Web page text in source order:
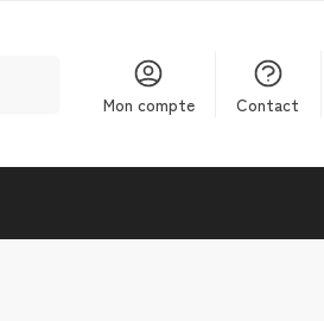
Mon compte Contact